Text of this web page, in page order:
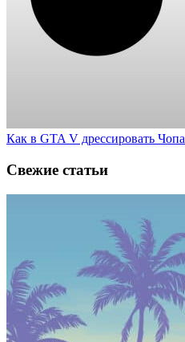
Как в GTA V дрессировать Чопа
Свежие статьи